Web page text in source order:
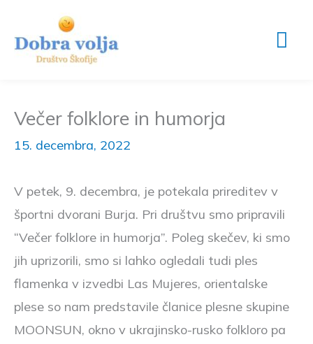
content
Večer folklore in humorja
15. decembra, 2022
V petek, 9. decembra, je potekala prireditev v
športni dvorani Burja. Pri društvu smo pripravili
“Večer folklore in humorja”. Poleg skečev, ki smo
jih uprizorili, smo si lahko ogledali tudi ples
flamenka v izvedbi Las Mujeres, orientalske
plese so nam predstavile članice plesne skupine
MOONSUN, okno v ukrajinsko-rusko folkloro pa